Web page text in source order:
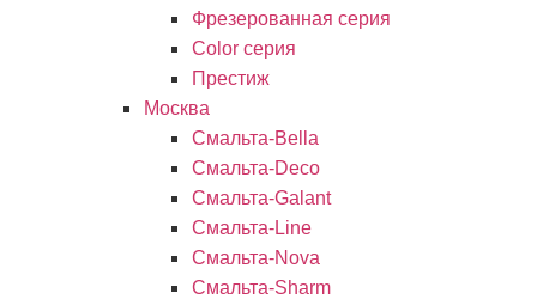
Фрезерованная серия
Color серия
Престиж
Москва
Смальта-Bella
Смальта-Deco
Смальта-Galant
Смальта-Line
Смальта-Nova
Смальта-Sharm